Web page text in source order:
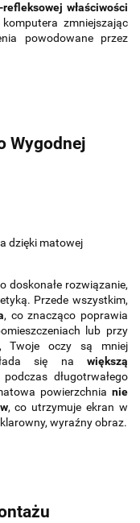
refleksowej właściwości
zmniejszając
powodowane przez
Wygodnej
dzięki matowej
doskonałe rozwiązanie,
Przede wszystkim,
, co znacząco poprawia
lub przy
Twoje oczy są mniej
się na większą
podczas długotrwałego
powierzchnia nie
, co utrzymuje ekran w
wyraźny obraz.